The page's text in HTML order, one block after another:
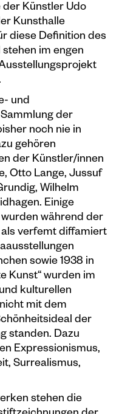
der Künstler Udo
Kunsthalle
diese Definition des
im engen
und
der
noch nie in
gehören
der Künstler/innen
Otto Lange, Jussuf
Wilhelm
Einige
während der
verfemt diffamiert
sowie 1938 in
Kunst“ wurden im
kulturellen
mit dem
der
standen. Dazu
Expressionismus,
Surrealismus,
stehen die